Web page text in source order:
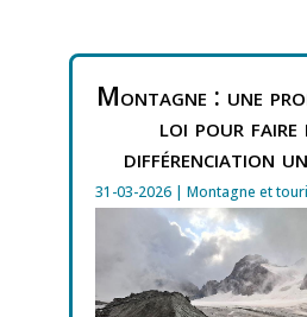
Montagne : une
loi pour faire
différenciation
31-03-2026| Montagne et